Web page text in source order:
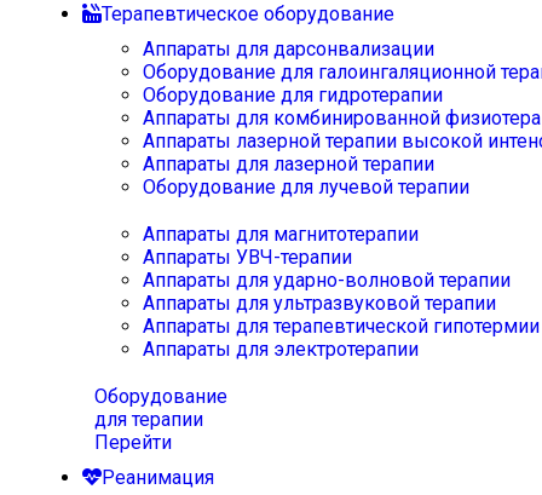
Терапевтическое оборудование
Аппараты для дарсонвализации
Оборудование для галоингаляционной
Оборудование для гидротерапии
Аппараты для комбинированной
Аппараты лазерной терапии высокой
Аппараты для лазерной терапии
Оборудование для лучевой терапии
Аппараты для магнитотерапии
Аппараты УВЧ-терапии
Аппараты для ударно-волновой терапии
Аппараты для ультразвуковой терапии
Аппараты для терапевтической
Аппараты для электротерапии
Оборудование
для терапии
Перейти
Реанимация